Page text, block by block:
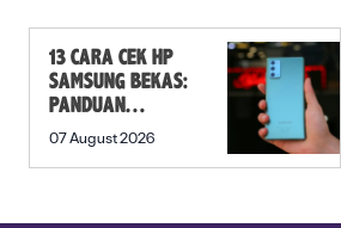
13 CARA CEK HP
SAMSUNG BEKAS:
PANDUAN
SEBELUM
07 August 2026